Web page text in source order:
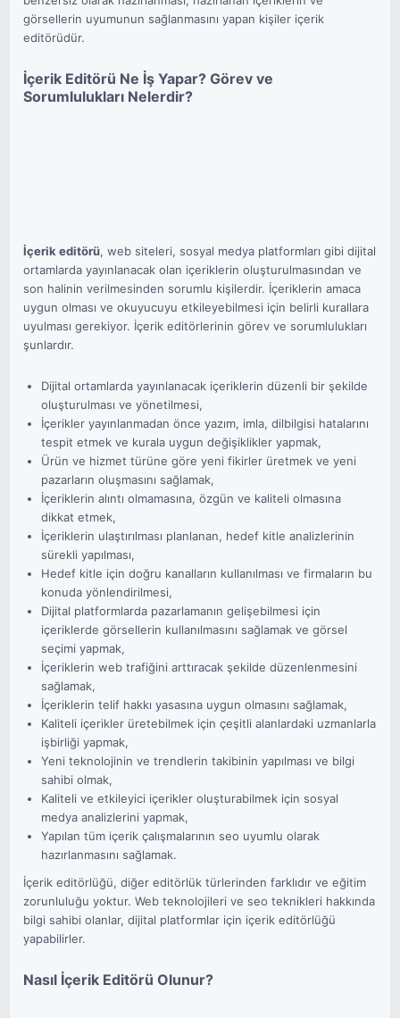
görsellerin uyumunun sağlanmasını yapan kişiler içerik
editörüdür.
İçerik Editörü Ne İş Yapar? Görev ve
Sorumlulukları Nelerdir?
İçerik editörü, web siteleri, sosyal medya platformları gibi dijital
ortamlarda yayınlanacak olan içeriklerin oluşturulmasından ve
son halinin verilmesinden sorumlu kişilerdir. İçeriklerin amaca
uygun olması ve okuyucuyu etkileyebilmesi için belirli kurallara
uyulması gerekiyor. İçerik editörlerinin görev ve sorumlulukları
şunlardır.
Dijital ortamlarda yayınlanacak içeriklerin düzenli bir şekilde
oluşturulması ve yönetilmesi,
İçerikler yayınlanmadan önce yazım, imla, dilbilgisi hatalarını
tespit etmek ve kurala uygun değişiklikler yapmak,
Ürün ve hizmet türüne göre yeni fikirler üretmek ve yeni
pazarların oluşmasını sağlamak,
İçeriklerin alıntı olmamasına, özgün ve kaliteli olmasına
dikkat etmek,
İçeriklerin ulaştırılması planlanan, hedef kitle analizlerinin
sürekli yapılması,
Hedef kitle için doğru kanalların kullanılması ve firmaların bu
konuda yönlendirilmesi,
Dijital platformlarda pazarlamanın gelişebilmesi için
içeriklerde görsellerin kullanılmasını sağlamak ve görsel
seçimi yapmak,
İçeriklerin web trafiğini arttıracak şekilde düzenlenmesini
sağlamak,
İçeriklerin telif hakkı yasasına uygun olmasını sağlamak,
Kaliteli içerikler üretebilmek için çeşitli alanlardaki uzmanlarla
işbirliği yapmak,
Yeni teknolojinin ve trendlerin takibinin yapılması ve bilgi
sahibi olmak,
Kaliteli ve etkileyici içerikler oluşturabilmek için sosyal
medya analizlerini yapmak,
Yapılan tüm içerik çalışmalarının seo uyumlu olarak
hazırlanmasını sağlamak.
İçerik editörlüğü, diğer editörlük türlerinden farklıdır ve eğitim
zorunluluğu yoktur. Web teknolojileri ve seo teknikleri hakkında
bilgi sahibi olanlar, dijital platformlar için içerik editörlüğü
yapabilirler.
Nasıl İçerik Editörü Olunur?